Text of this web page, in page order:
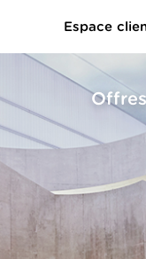
Espace